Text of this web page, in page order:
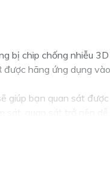
bị chip chống nhiễu
hãng ứng dụng
giúp bạn quan sát